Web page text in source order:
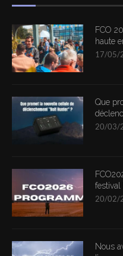
FCO
haute
17/05/
Que
20/03/
festival
20/02/
Nous